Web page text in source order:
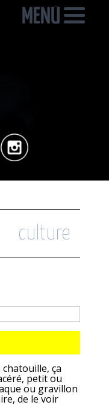
culture
ça
petit ou
ou gravillon
de le voir